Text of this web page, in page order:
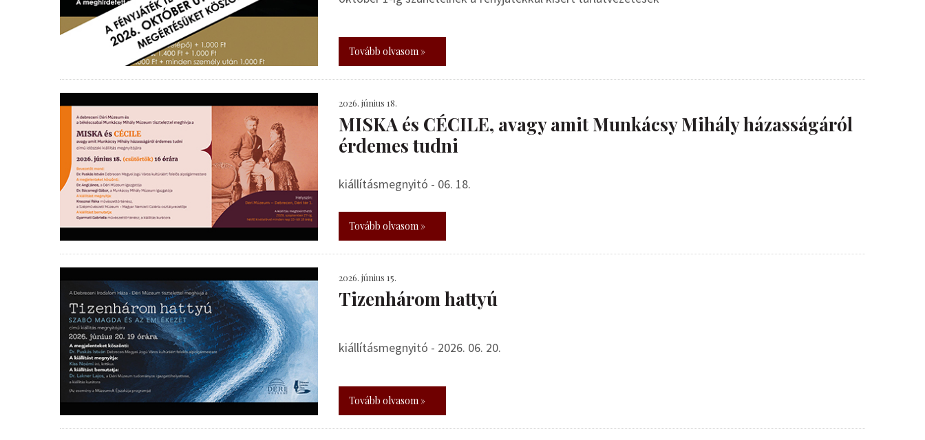
Tovább olvasom »
2026. június 18.
MISKA és CÉCILE, avagy amit Munkácsy Mihály házasságáról
érdemes tudni
kiállításmegnyitó - 06. 18.
Tovább olvasom »
2026. június 15.
Tizenhárom hattyú
kiállításmegnyitó - 2026. 06. 20.
Tovább olvasom »